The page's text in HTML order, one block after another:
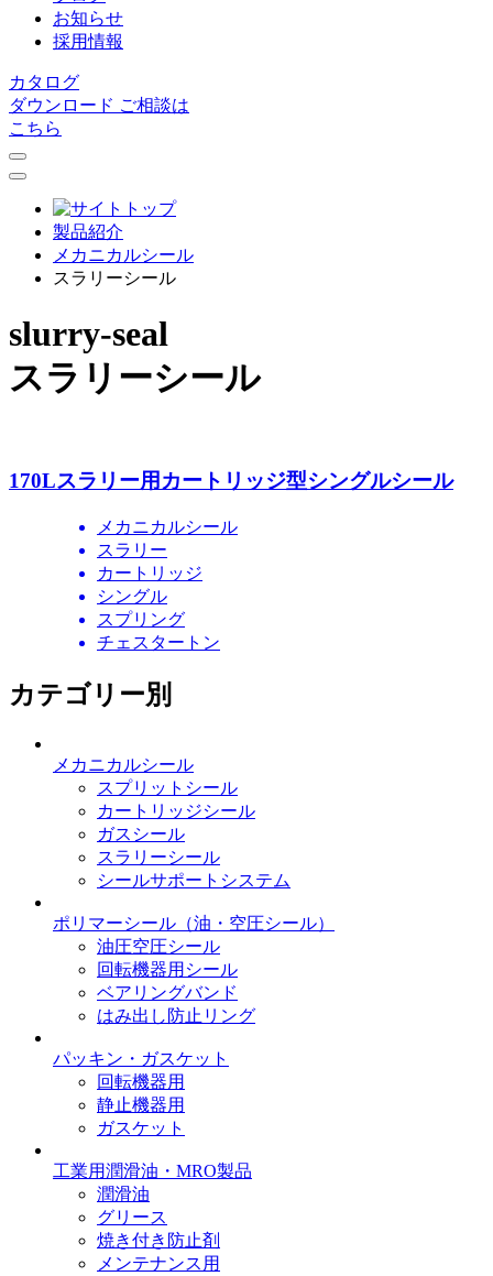
お知らせ
採用情報
カタログ
ダウンロード ご相談は
こちら
製品紹介
メカニカルシール
スラリーシール
slurry-seal
スラリーシール
170Lスラリー用カートリッジ型シングルシール
メカニカルシール
スラリー
カートリッジ
シングル
スプリング
チェスタートン
カテゴリー別
メカニカルシール
スプリットシール
カートリッジシール
ガスシール
スラリーシール
シールサポートシステム
ポリマーシール （油・空圧シール）
油圧空圧シール
回転機器用シール
ベアリングバンド
はみ出し防止リング
パッキン・ガスケット
回転機器用
静止機器用
ガスケット
工業用潤滑油・MRO製品
潤滑油
グリース
焼き付き防止剤
メンテナンス用